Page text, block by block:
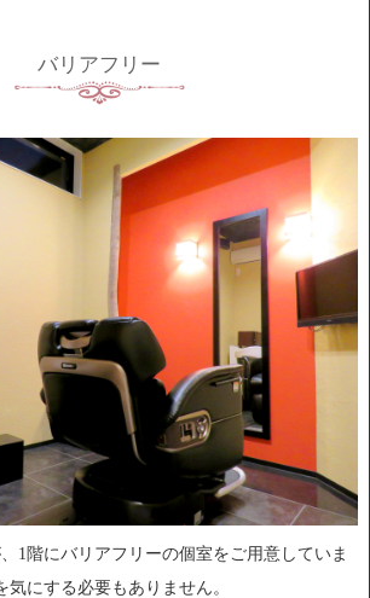
バリアフリー
1階にバリアフリーの個室をご用意していま
にする必要もありません。